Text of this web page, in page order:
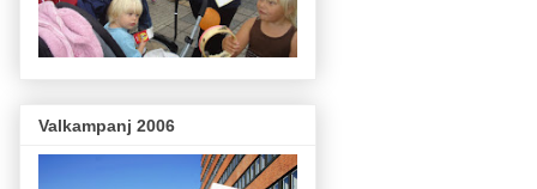
Valkampanj 2006